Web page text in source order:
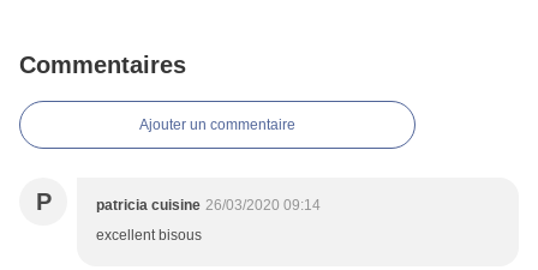
Commentaires
Ajouter un commentaire
P patricia cuisine 26/03/2020 09:14
excellent bisous